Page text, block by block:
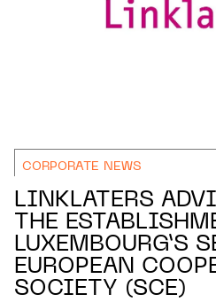
CORPORATE NEWS
LINKLATERS
THE
LUXEMBOURG’S
EUROPEAN
SOCIETY (SCE)